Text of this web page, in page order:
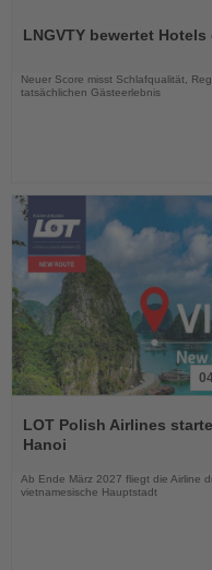
dieLNGVTY bewertet
Neuer Score misst Schlafqualität,
tatsächlichen Gästeerlebnis
Sie
die
LOT Polish Airlines
Hanoi
Ab Ende März 2027 fliegt die Airline
vietnamesische Hauptstadt